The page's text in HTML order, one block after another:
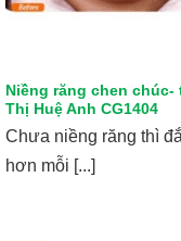
Niềng răng chen chúc-
Thị Huệ Anh CG1404
Chưa niềng răng thì
hơn mỗi [...]